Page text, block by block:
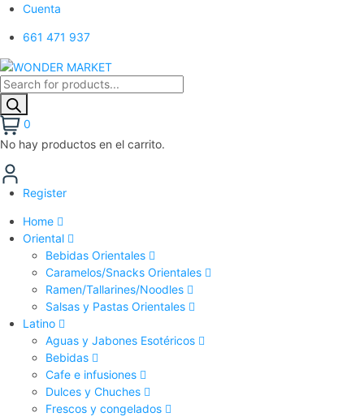
Cuenta
661 471 937
0
No hay productos en el carrito.
Register
Home
Oriental
Bebidas Orientales
Caramelos/Snacks Orientales
Ramen/Tallarines/Noodles
Salsas y Pastas Orientales
Latino
Aguas y Jabones Esotéricos
Bebidas
Cafe e infusiones
Dulces y Chuches
Frescos y congelados